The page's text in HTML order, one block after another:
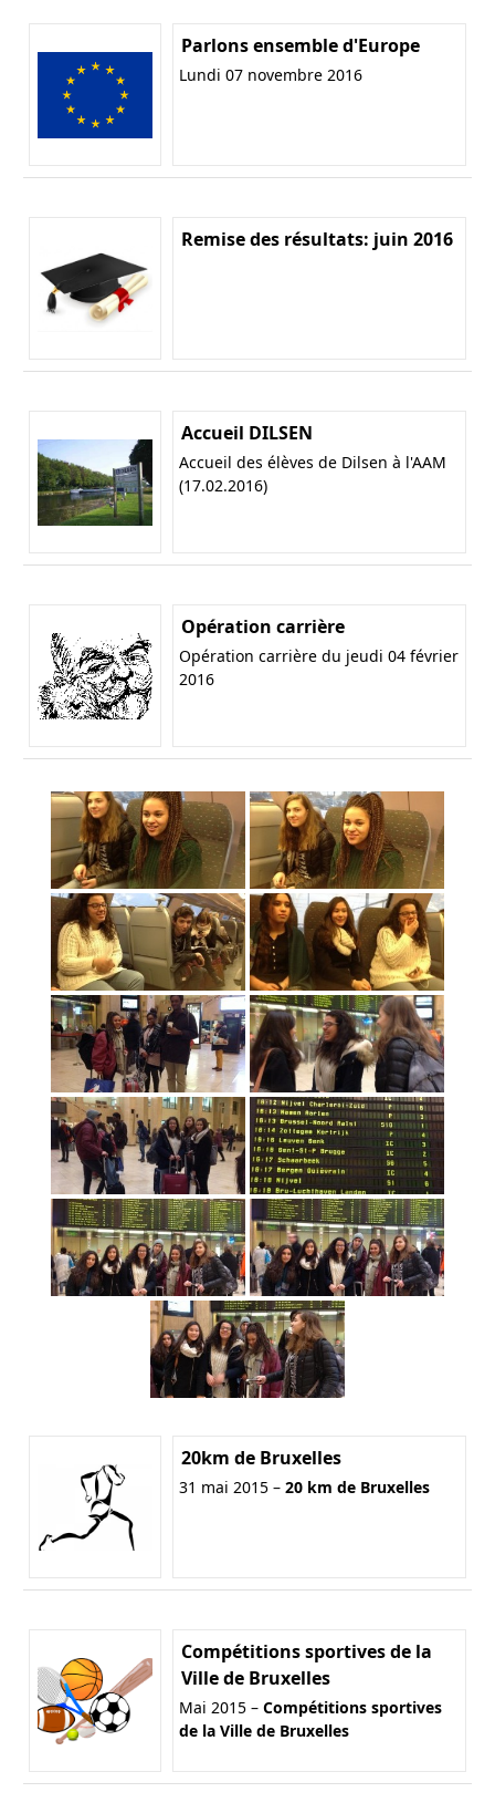
Parlons ensemble d'Europe
Lundi 07 novembre 2016
Remise des résultats: juin 2016
Accueil DILSEN
Accueil des élèves de Dilsen à l'AAM
(17.02.2016)
Opération carrière
Opération carrière du jeudi 04 février
2016
20km de Bruxelles
31 mai 2015 – 20 km de Bruxelles
Compétitions sportives de la
Ville de Bruxelles
Mai 2015 – Compétitions sportives
de la Ville de Bruxelles